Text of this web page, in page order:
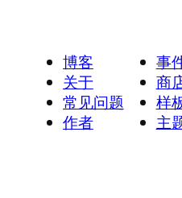
博客
关于
常见问题
作者
事
商
样
主